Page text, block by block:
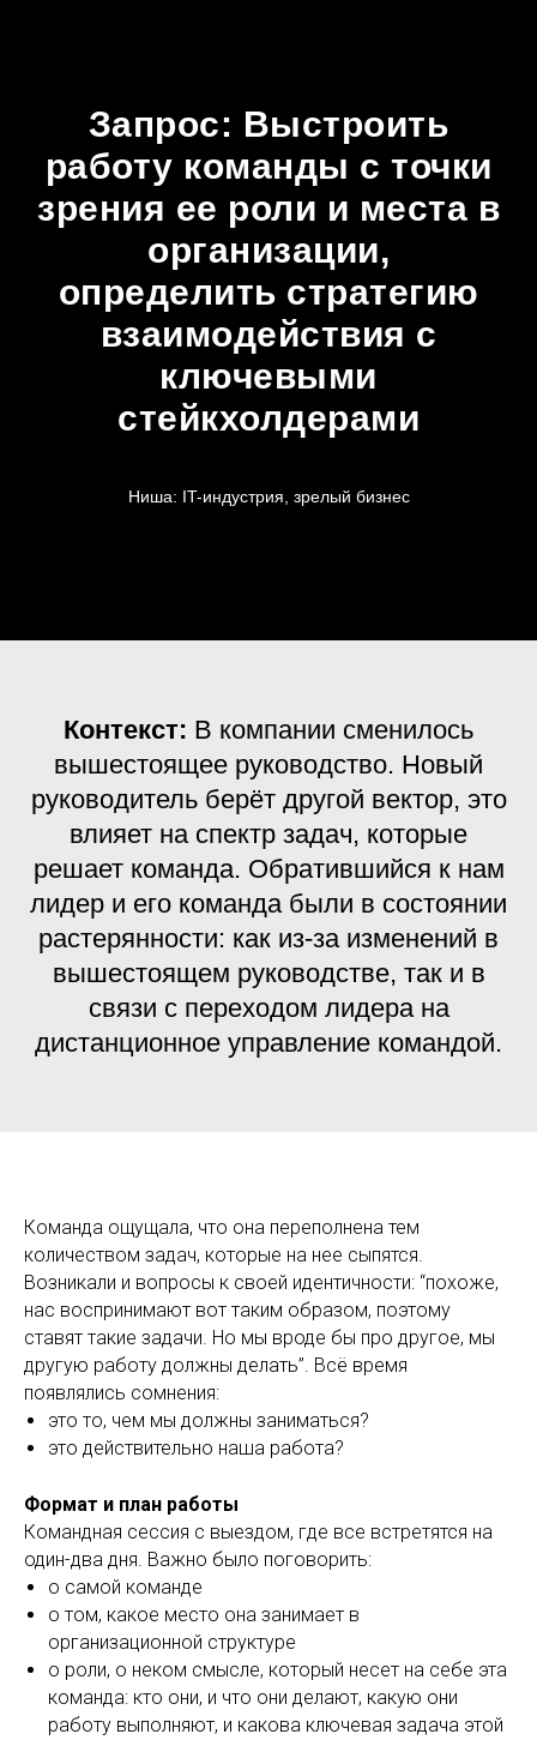
Запрос: Выстроить
работу команды с точки
зрения ее роли и места в
организации,
определить стратегию
взаимодействия с
ключевыми
стейкхолдерами
Ниша: IT-индустрия, зрелый бизнес
Контекст: В компании сменилось
вышестоящее руководство. Новый
руководитель берёт другой вектор, это
влияет на спектр задач, которые
решает команда. Обратившийся к нам
лидер и его команда были в состоянии
растерянности: как из-за изменений в
вышестоящем руководстве, так и в
связи с переходом лидера на
дистанционное управление командой.
Команда ощущала, что она переполнена тем
количеством задач, которые на нее сыпятся.
Возникали и вопросы к своей идентичности: “похоже,
нас воспринимают вот таким образом, поэтому
ставят такие задачи. Но мы вроде бы про другое, мы
другую работу должны делать”. Всё время
появлялись сомнения:
это то, чем мы должны заниматься?
это действительно наша работа?
Формат и план работы
Командная сессия с выездом, где все встретятся на
один-два дня. Важно было поговорить:
о самой команде
о том, какое место она занимает в
организационной структуре
о роли, о неком смысле, который несет на себе эта
команда: кто они, и что они делают, какую они
работу выполняют, и какова ключевая задача этой